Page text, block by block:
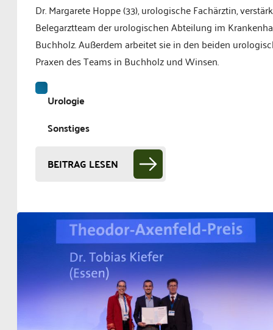
Dr. Margarete Hoppe (33), urologische Fachärztin,
Belegarztteam der urologischen Abteilung im
Buchholz. Außerdem arbeitet sie in den beiden
Praxen des Teams in Buchholz und Winsen.
Urologie
Sonstiges
BEITRAG LESEN